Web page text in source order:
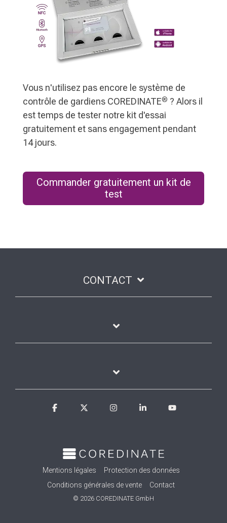
Vous n'utilisez pas encore le système de
contrôle de gardiens COREDINATE® ? Alors il
est temps de tester notre kit d'essai
gratuitement et sans engagement pendant
14 jours.
Commander gratuitement un kit de
test
CONTACT
Mentions légales
Protection des données
Conditions générales de vente
Contact
© 2026 COREDINATE GmbH
Facebook InstagramLinkedin